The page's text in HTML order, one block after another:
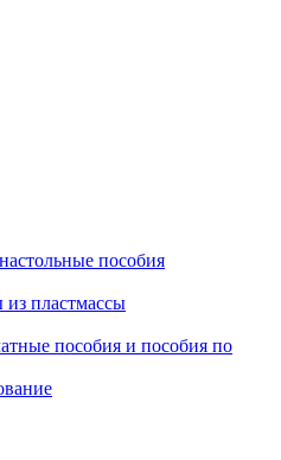
пособия
пластмассы
пособия и пособия по